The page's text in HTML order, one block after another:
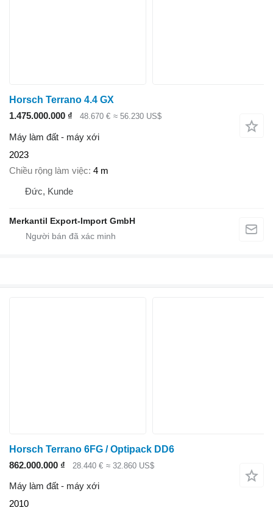
Horsch Terrano 4.4 GX
1.475.000.000 ₫
48.670 € ≈ 56.230 US$
Máy làm đất - máy xới
2023
Chiều rộng làm việc 4 m
Đức, Kunde
Merkantil Export-Import GmbH
Horsch Terrano 6FG / Optipack DD6
862.000.000 ₫
28.440 € ≈ 32.860 US$
Máy làm đất - máy xới
2010